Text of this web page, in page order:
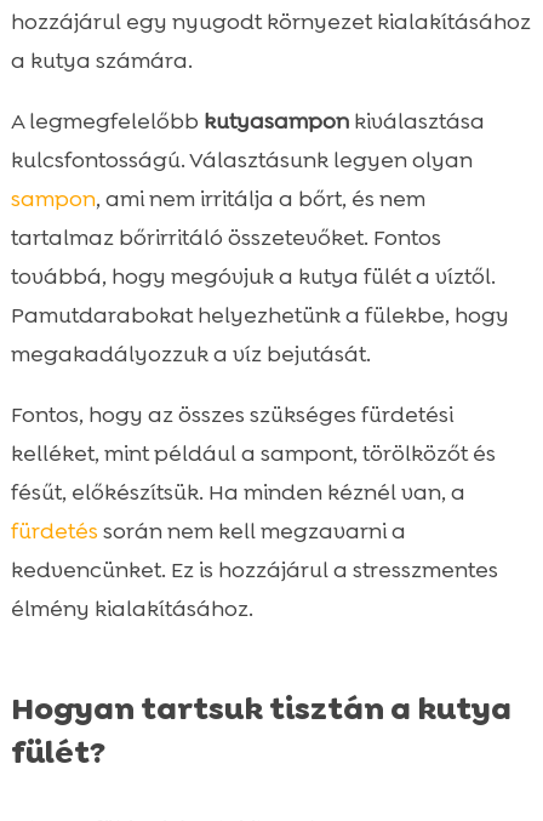
hozzájárul egy nyugodt környezet kialakításához
a kutya számára.
A legmegfelelőbb kutyasamponkiválasztása
kulcsfontosságú. Választásunk legyen olyan
sampon, ami nem irritálja a bőrt, és nem
tartalmaz bőrirritáló összetevőket. Fontos
továbbá, hogy megóvjuk a kutya fülét a víztől.
Pamutdarabokat helyezhetünk a fülekbe, hogy
megakadályozzuk a víz bejutását.
Fontos, hogy az összes szükséges fürdetési
kelléket, mint például a sampont, törölközőt és
fésűt, előkészítsük. Ha minden kéznél van, a
fürdetés során nem kell megzavarni a
kedvencünket. Ez is hozzájárul a stresszmentes
élmény kialakításához.
Hogyan tartsuk tisztán a kutya
fülét?